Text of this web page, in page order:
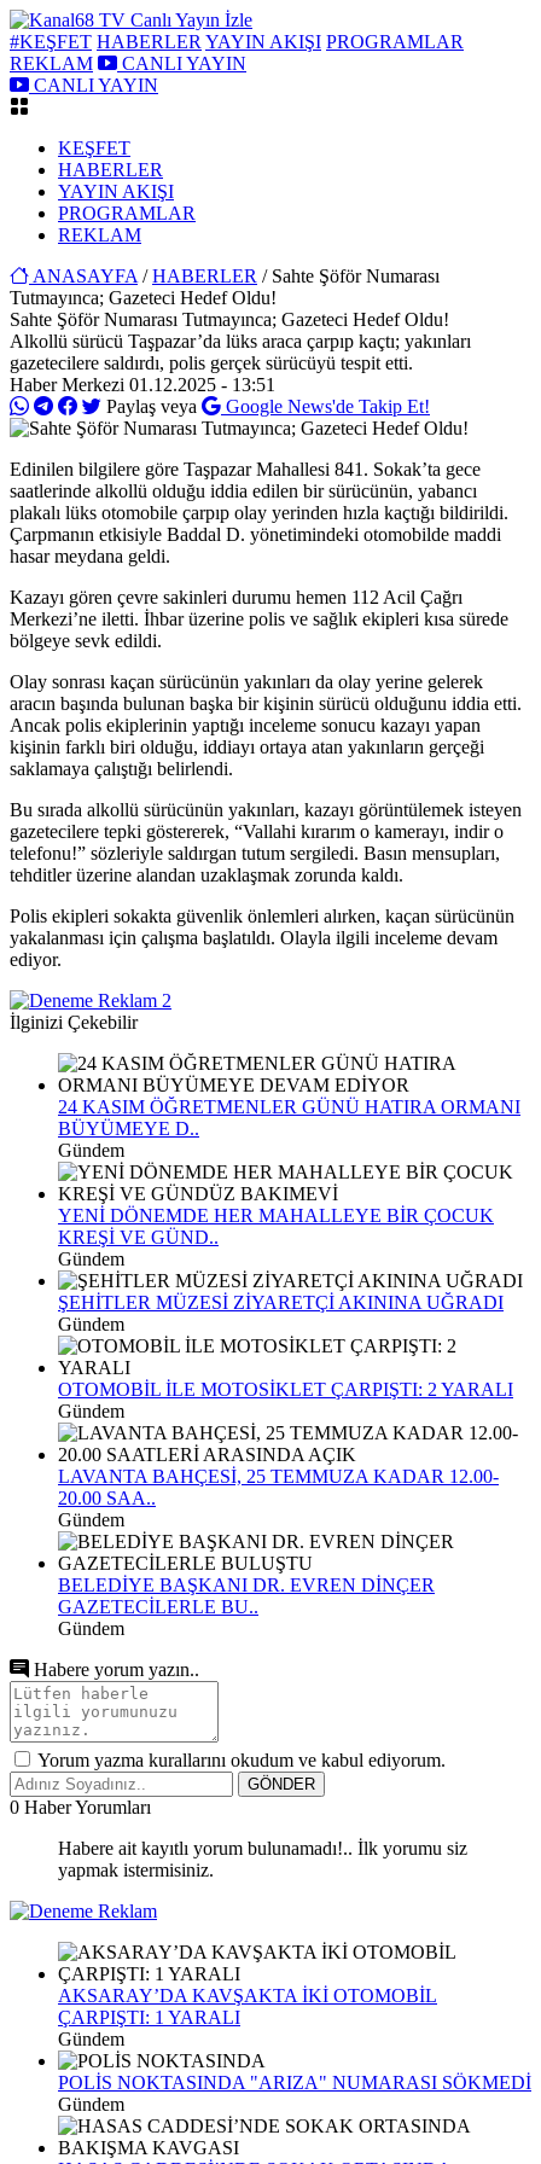
#KEŞFET HABERLER YAYIN AKIŞI PROGRAMLAR
REKLAM
CANLI YAYIN
CANLI YAYIN
KEŞFET
HABERLER
YAYIN AKIŞI
PROGRAMLAR
REKLAM
ANASAYFA /HABERLER / Sahte Şöför Numarası
Tutmayınca; Gazeteci Hedef Oldu!
Sahte Şöför Numarası Tutmayınca; Gazeteci Hedef Oldu!
Alkollü sürücü Taşpazar’da lüks araca çarpıp kaçtı; yakınları
gazetecilere saldırdı, polis gerçek sürücüyü tespit etti.
Haber Merkezi 01.12.2025 - 13:51
Paylaş veya
Google News'de Takip Et!
Edinilen bilgilere göre Taşpazar Mahallesi 841. Sokak’ta gece
saatlerinde alkollü olduğu iddia edilen bir sürücünün, yabancı
plakalı lüks otomobile çarpıp olay yerinden hızla kaçtığı bildirildi.
Çarpmanın etkisiyle Baddal D. yönetimindeki otomobilde maddi
hasar meydana geldi.
Kazayı gören çevre sakinleri durumu hemen 112 Acil Çağrı
Merkezi’ne iletti. İhbar üzerine polis ve sağlık ekipleri kısa sürede
bölgeye sevk edildi.
Olay sonrası kaçan sürücünün yakınları da olay yerine gelerek
aracın başında bulunan başka bir kişinin sürücü olduğunu iddia etti.
Ancak polis ekiplerinin yaptığı inceleme sonucu kazayı yapan
kişinin farklı biri olduğu, iddiayı ortaya atan yakınların gerçeği
saklamaya çalıştığı belirlendi.
Bu sırada alkollü sürücünün yakınları, kazayı görüntülemek isteyen
gazetecilere tepki göstererek, “Vallahi kırarım o kamerayı, indir o
telefonu!” sözleriyle saldırgan tutum sergiledi. Basın mensupları,
tehditler üzerine alandan uzaklaşmak zorunda kaldı.
Polis ekipleri sokakta güvenlik önlemleri alırken, kaçan sürücünün
yakalanması için çalışma başlatıldı. Olayla ilgili inceleme devam
ediyor.
İlginizi Çekebilir
24 KASIM ÖĞRETMENLER GÜNÜ HATIRA ORMANI
BÜYÜMEYE D..
Gündem
YENİ DÖNEMDE HER MAHALLEYE BİR ÇOCUK
KREŞİ VE GÜND..
Gündem
ŞEHİTLER MÜZESİ ZİYARETÇİ AKININA UĞRADI
Gündem
OTOMOBİL İLE MOTOSİKLET ÇARPIŞTI: 2 YARALI
Gündem
LAVANTA BAHÇESİ, 25 TEMMUZA KADAR 12.00-
20.00 SAA..
Gündem
BELEDİYE BAŞKANI DR. EVREN DİNÇER
GAZETECİLERLE BU..
Gündem
Habere yorum yazın..
Yorum yazma kurallarını okudum ve kabul ediyorum.
GÖNDER
0 Haber Yorumları
Habere ait kayıtlı yorum bulunamadı!.. İlk yorumu siz
yapmak istermisiniz.
AKSARAY’DA KAVŞAKTA İKİ OTOMOBİL
ÇARPIŞTI: 1 YARALI
Gündem
POLİS NOKTASINDA "ARIZA" NUMARASI SÖKMEDİ
Gündem